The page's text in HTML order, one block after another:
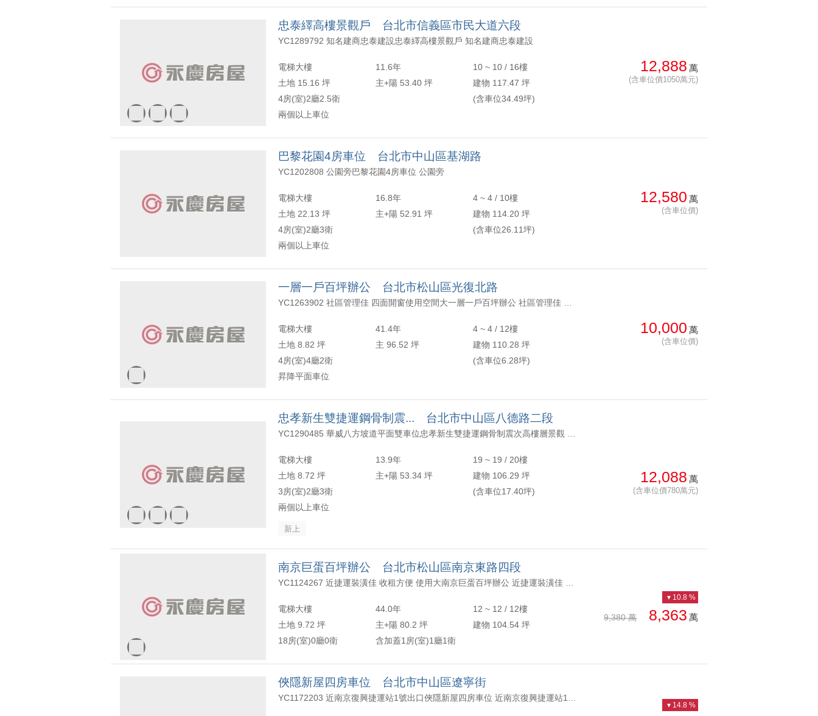
忠泰繹高樓景觀戶 台北市信義區市民大道六段
YC1289792 知名建商忠泰建設忠泰繹高樓景觀戶 知名建商忠泰建設
電梯大樓 11.6年
10 ~ 10 / 16樓
土地 15.16 坪
主+陽 53.40 坪
建物 117.47 坪
4房(室)2廳2.5衛
(含車位34.49坪)
兩個以上車位
12,888 萬
(含車位價1050萬元)
巴黎花園4房車位 台北市中山區基湖路
YC1202808 公園旁巴黎花園4房車位 公園旁
電梯大樓 16.8年
4 ~ 4 / 10樓
土地 22.13 坪
主+陽 52.91 坪
建物 114.20 坪
4房(室)2廳3衛
(含車位26.11坪)
兩個以上車位
12,580 萬
(含車位價)
一層一戶百坪辦公 台北市松山區光復北路
電梯大樓 41.4年
4 ~ 4 / 12樓
土地 8.82 坪
主 96.52 坪
建物 110.28 坪
4房(室)4廳2衛
(含車位6.28坪)
昇降平面車位
10,000 萬
(含車位價)
忠孝新生雙捷運鋼骨制震... 台北市中山區八德路二段
電梯大樓 13.9年
19 ~ 19 / 20樓
土地 8.72 坪
主+陽 53.34 坪
建物 106.29 坪
3房(室)2廳3衛
(含車位17.40坪)
兩個以上車位
新上
12,088 萬
(含車位價780萬元)
南京巨蛋百坪辦公 台北市松山區南京東路四段
電梯大樓 44.0年
12 ~ 12 / 12樓
土地 9.72 坪
主+陽 80.2 坪
建物 104.54 坪
18房(室)0廳0衛
含加蓋1房(室)1廳1衛
9,380 萬 8,363 萬
10.8 %
俠隱新屋四房車位 台北市中山區遼寧街
14.8 %